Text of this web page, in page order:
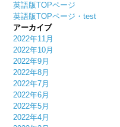
英語版TOPページ
英語版TOPページ・test
アーカイブ
2022年11月
2022年10月
2022年9月
2022年8月
2022年7月
2022年6月
2022年5月
2022年4月